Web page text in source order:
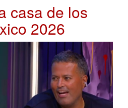
casa de los
2026